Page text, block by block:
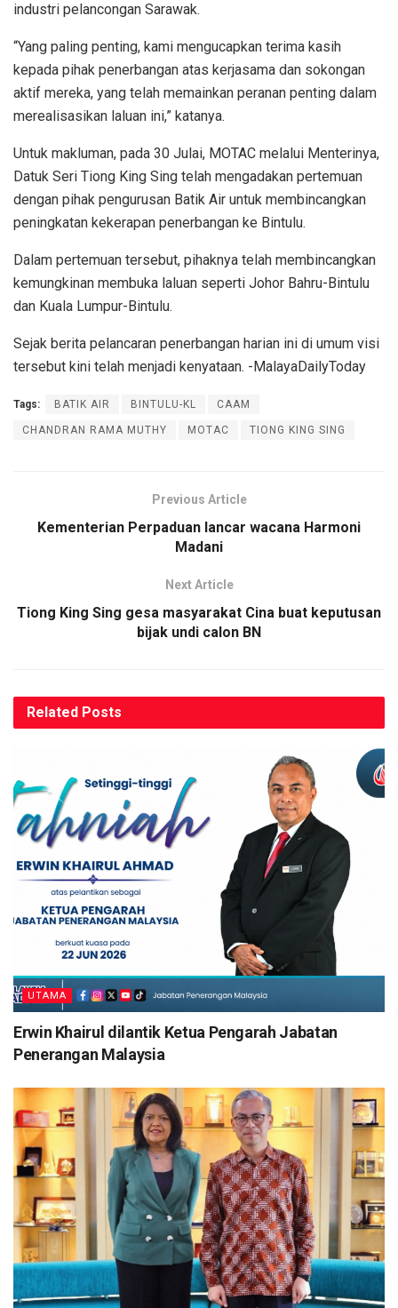
industri pelancongan Sarawak.
“Yang paling penting, kami mengucapkan terima kasih
kepada pihak penerbangan atas kerjasama dan sokongan
aktif mereka, yang telah memainkan peranan penting dalam
merealisasikan laluan ini,” katanya.
Untuk makluman, pada 30 Julai, MOTAC melalui Menterinya,
Datuk Seri Tiong King Sing telah mengadakan pertemuan
dengan pihak pengurusan Batik Air untuk membincangkan
peningkatan kekerapan penerbangan ke Bintulu.
Dalam pertemuan tersebut, pihaknya telah membincangkan
kemungkinan membuka laluan seperti Johor Bahru-Bintulu
dan Kuala Lumpur-Bintulu.
Sejak berita pelancaran penerbangan harian ini di umum visi
tersebut kini telah menjadi kenyataan. -MalayaDailyToday
Tags: BATIK AIR BINTULU-KL CAAM
CHANDRAN RAMA MUTHY MOTAC TIONG KING SING
Previous Article
Kementerian Perpaduan lancar wacana Harmoni
Madani
Next Article
Tiong King Sing gesa masyarakat Cina buat keputusan
bijak undi calon BN
Related Posts
UTAMA
Erwin Khairul dilantik Ketua Pengarah Jabatan
Penerangan Malaysia